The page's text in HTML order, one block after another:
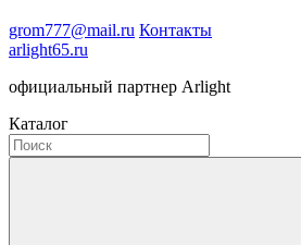
grom777@mail.ru Контакты
arlight65.ru
официальный партнер Arlight
Каталог